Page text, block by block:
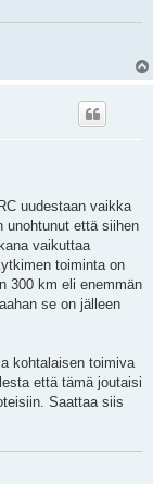
uudestaan vaikka
unohtunut että siihen
vaikuttaa
toiminta on
300 km eli enemmän
se on jälleen
kohtalaisen toimiva
että tämä joutaisi
Saattaa siis